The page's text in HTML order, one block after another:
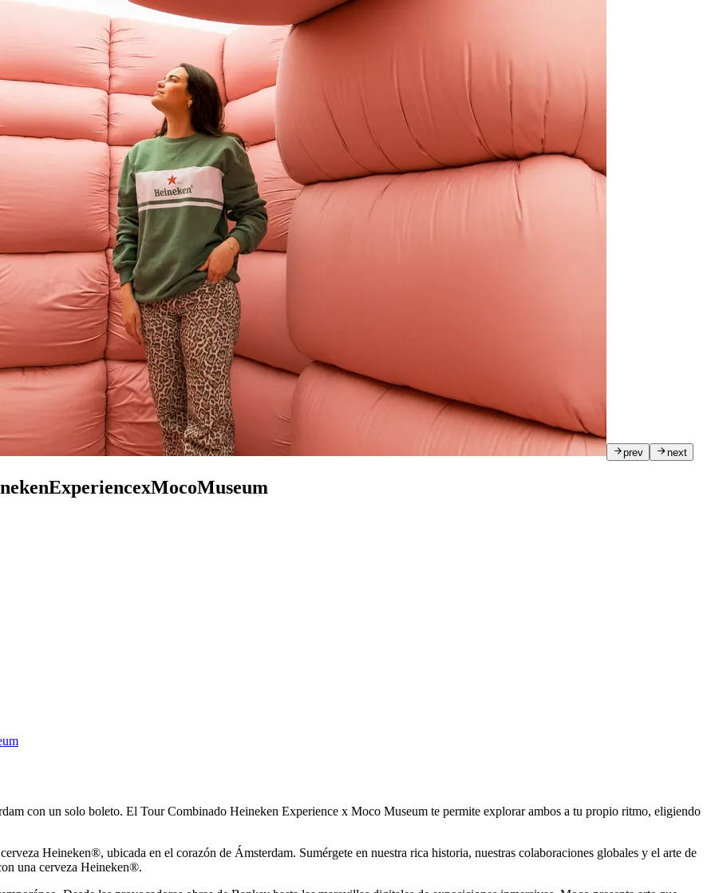
prev next
ExperiencexMocoMuseum
con un solo boleto. El Tour Combinado Heineken Experience x Moco Museum te permite explorar ambos a tu propio ritmo, eligiendo
Heineken®, ubicada en el corazón de Ámsterdam. Sumérgete en nuestra rica historia, nuestras colaboraciones globales y el arte de
una cerveza Heineken®.